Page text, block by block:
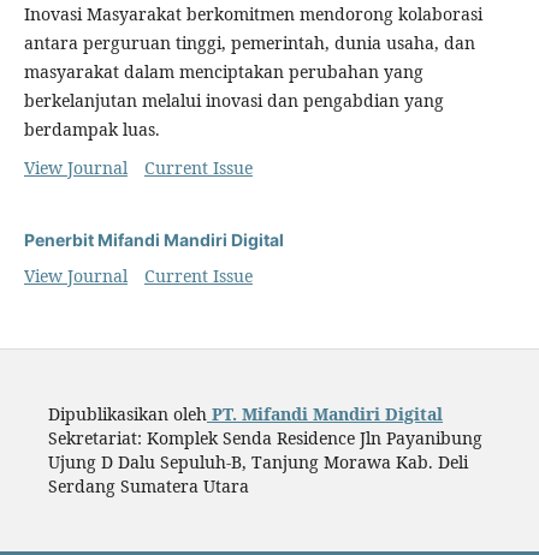
Inovasi Masyarakat berkomitmen mendorong kolaborasi
antara perguruan tinggi, pemerintah, dunia usaha, dan
masyarakat dalam menciptakan perubahan yang
berkelanjutan melalui inovasi dan pengabdian yang
berdampak luas.
View Journal
Current Issue
Penerbit Mifandi Mandiri Digital
View Journal Current Issue
Dipublikasikan oleh PT. Mifandi Mandiri Digital
Sekretariat: Komplek Senda Residence Jln Payanibung
Ujung D Dalu Sepuluh-B, Tanjung Morawa Kab. Deli
Serdang Sumatera Utara